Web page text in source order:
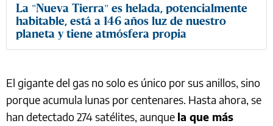
La "Nueva Tierra" es helada, potencialmente
habitable, está a 146 años luz de nuestro
planeta y tiene atmósfera propia
El gigante del gas no solo es único por sus anillos, sino
porque acumula lunas por centenares. Hasta ahora, se
han detectado 274 satélites, aunque la que más